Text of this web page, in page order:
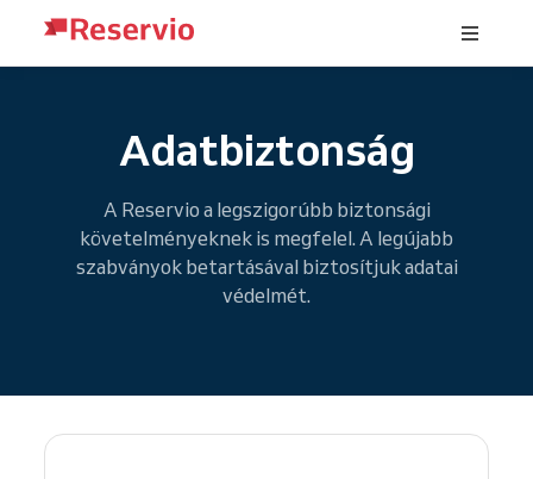
Adatbiztonság
A Reservio a legszigorúbb biztonsági
követelményeknek is megfelel. A legújabb
szabványok betartásával biztosítjuk adatai
védelmét.